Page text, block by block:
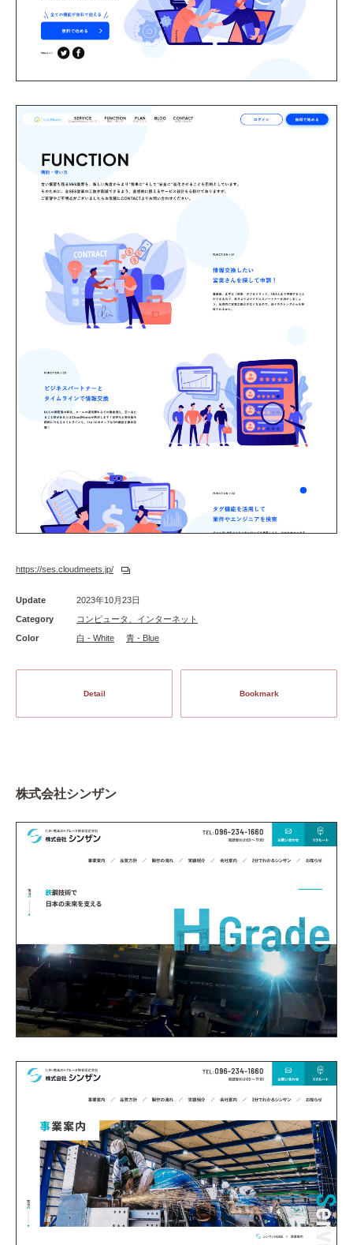
https://ses.cloudmeets.jp/
Update
2023年10月23日
Category
コンピュータ、インターネット
Color
白 - White 青 - Blue
Detail Bookmark
株式会社シンザン